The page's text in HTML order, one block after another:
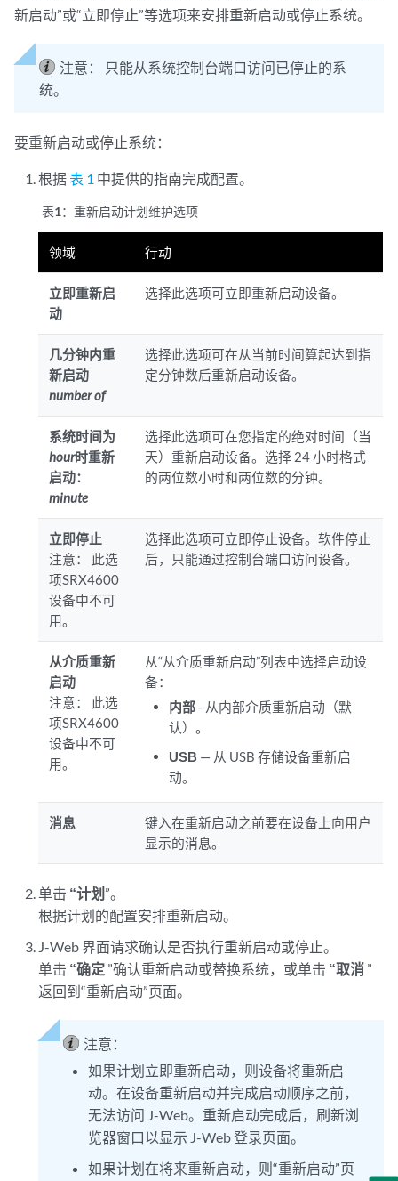
新启动”或“立即停止”等选项来安排重新启动或停止系统。
注意：
只能从系统控制台端口访问已停止的系
统。
要重新启动或停止系统：
根据表 1 中提供的指南完成配置。
表1：重新启动计划维护选项
领域 行动
立即重新启
动
选择此选项可立即重新启动设备。
几分钟内重
新启动
number of
选择此选项可在从当前时间算起达到指
定分钟数后重新启动设备。
系统时间为
hour时重新
启动：
minute
选择此选项可在您指定的绝对时间（当
天）重新启动设备。选择 24 小时格式
的两位数小时和两位数的分钟。
立即停止
注意：
此选
项SRX4600
设备中不可
用。
选择此选项可立即停止设备。软件停止
后，只能通过控制台端口访问设备。
从介质重新
启动
注意：
此选
项SRX4600
设备中不可
用。
从“从介质重新启动”列表中选择启动设
备：
内部- 从内部介质重新启动（默
认）。
USB — 从 USB 存储设备重新启
动。
消息
键入在重新启动之前要在设备上向用户
显示的消息。
单击 “计划 ”。
根据计划的配置安排重新启动。
J-Web 界面请求确认是否执行重新启动或停止。
单击 “确定 ”确认重新启动或替换系统，或单击 “取消 ”
返回到“重新启动”页面。
注意：
如果计划立即重新启动，则设备将重新启
动。在设备重新启动并完成启动顺序之前，
无法访问 J-Web。重新启动完成后，刷新浏
览器窗口以显示 J-Web 登录页面。
如果计划在将来重新启动，则“重新启动”页